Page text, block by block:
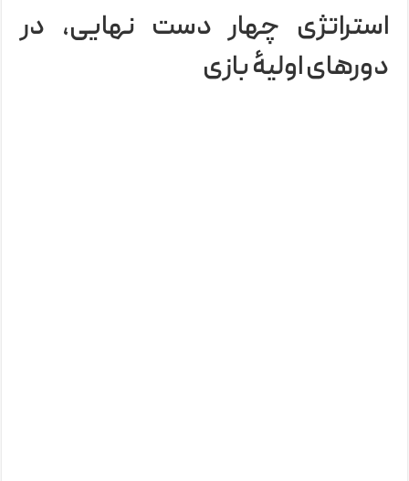
استراتژی چهار دست نهایی، در
دورهای اولیۀ بازی